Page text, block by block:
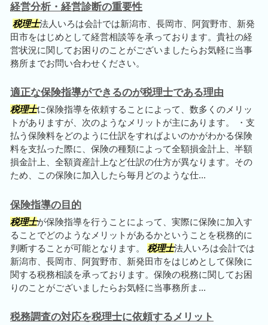
経営分析・経営診断の重要性
税理士法人いろは会計では新潟市、長岡市、阿賀野市、新発
田市をはじめとして経営相談等を承っております。貴社の経
営状況に関してお困りのことがございましたらお気軽に当事
務所までお問い合わせください。
適正な保険指導ができるのが税理士である理由
税理士に保険指導を依頼することによって、数多くのメリッ
トがありますが、次のようなメリットが主にあります。 ・支
払う保険料をどのように仕訳をすればよいのかがわかる保険
料を支払った際に、保険の種類によって全額損金計上、半額
損金計上、全額資産計上など仕訳の仕方が異なります。その
ため、この保険に加入したら毎月どのような仕...
保険指導の目的
税理士が保険指導を行うことによって、実際に保険に加入す
ることでどのようなメリットがあるかということを税務的に
判断することが可能となります。 税理士法人いろは会計では
新潟市、長岡市、阿賀野市、新発田市をはじめとして保険に
関する税務相談を承っております。保険の税務に関してお困
りのことがございましたらお気軽に当事務所ま...
税務調査の対応を税理士に依頼するメリット